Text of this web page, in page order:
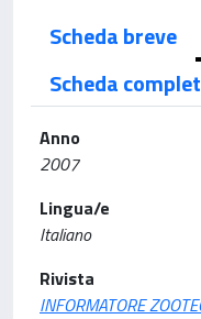
Scheda breve
Scheda
Anno
2007
Lingua/e
Italiano
Rivista
INFORMATORE